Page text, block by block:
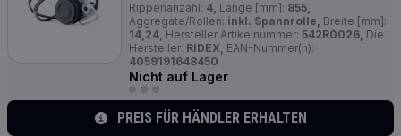
Rippenanzahl: 4, Länge [mm]: 855,
Aggregate/Rollen: inkl. Spannrolle, Breite [mm]:
14,24, Hersteller Artikelnummer: 542R0026, Die
Hersteller: RIDEX, EAN-Nummer(n):
4059191648450
Nicht auf Lager
PREIS FÜR HÄNDLER ERHALTEN